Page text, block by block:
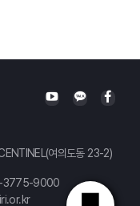
여의도동 23-2)
3775-9000